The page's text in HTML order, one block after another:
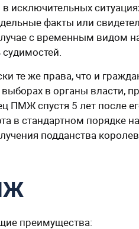
исключительных
факты или
с временным видом
те же права, что и
в органы власти,
ПМЖ спустя 5 лет после
в стандартном порядке
подданства
преимущества: